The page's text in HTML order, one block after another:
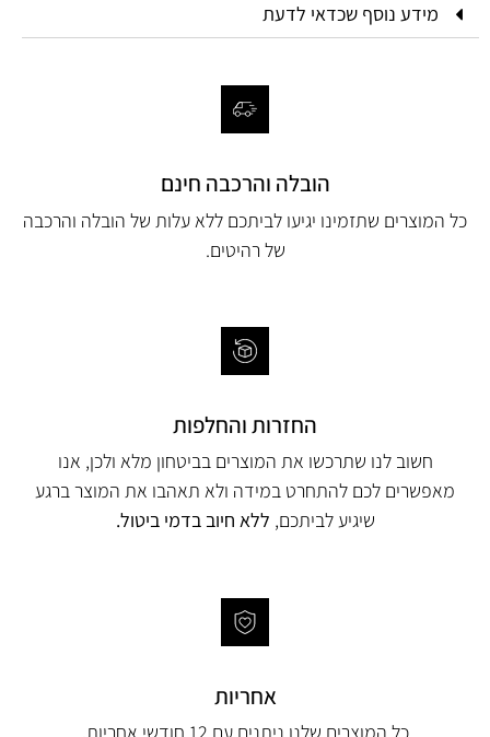
מידע נוסף שכדאי לדעת
הובלה והרכבה חינם
כל המוצרים שתזמינו יגיעו לביתכם ללא עלות של הובלה והרכבה
של רהיטים.
החזרות והחלפות
חשוב לנו שתרכשו את המוצרים בביטחון מלא ולכן, אנו
מאפשרים לכם להתחרט במידה ולא תאהבו את המוצר ברגע
שיגיע לביתכם, ללא חיוב בדמי ביטול.
אחריות